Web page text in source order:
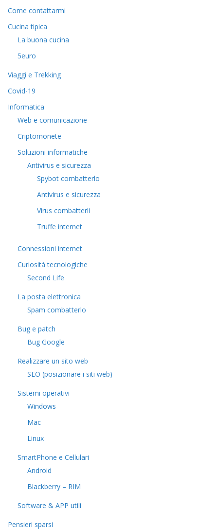
Come contattarmi
Cucina tipica
La buona cucina
5euro
Viaggi e Trekking
Covid-19
Informatica
Web e comunicazione
Criptomonete
Soluzioni informatiche
Antivirus e sicurezza
Spybot combatterlo
Antivirus e sicurezza
Virus combatterli
Truffe internet
Connessioni internet
Curiosità tecnologiche
​Second Life
La posta elettronica
Spam combatterlo
Bug e patch
Bug Google
Realizzare un sito web
SEO (posizionare i siti web)
Sistemi operativi
Windows
Mac
Linux
SmartPhone e Cellulari
Android
Blackberry – RIM
Software & APP utili
Pensieri sparsi